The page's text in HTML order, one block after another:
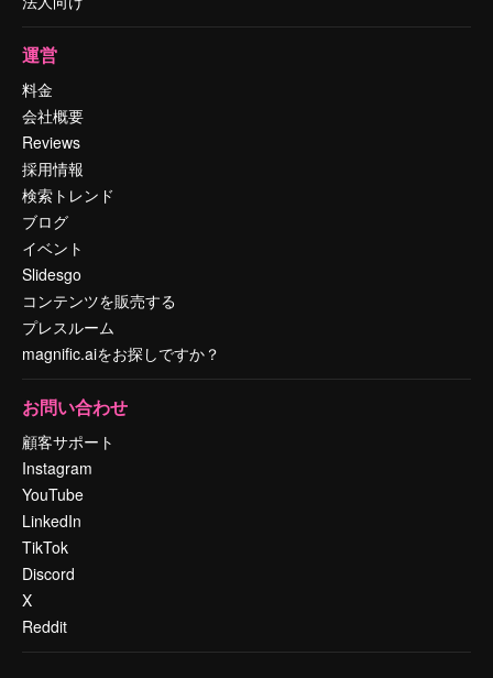
運営
料金
会社概要
Reviews
採用情報
検索トレンド
ブログ
イベント
Slidesgo
コンテンツを販売する
プレスルーム
magnific.aiをお探しですか？
お問い合わせ
顧客サポート
Instagram
YouTube
LinkedIn
TikTok
Discord
X
Reddit